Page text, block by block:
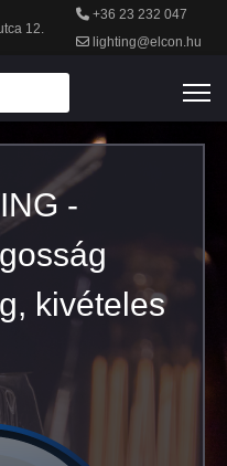
12.
+36 23 232 047
lighting@elcon.hu
-
kivételes